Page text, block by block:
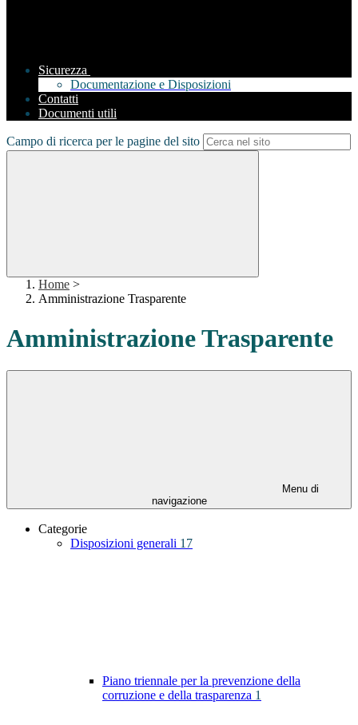
Sicurezza
Documentazione e Disposizioni
Contatti
Documenti utili
Campo di ricerca per le pagine del sito
Home >
Amministrazione Trasparente
Amministrazione Trasparente
Menu di
navigazione
Categorie
Disposizioni generali 17
Piano triennale per la prevenzione della
corruzione e della trasparenza 1